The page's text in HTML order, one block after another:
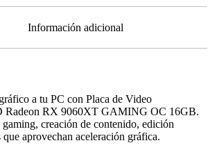
Información adicional
a tu PC con Placa de Video
RX 9060XT GAMING OC 16GB.
creación de contenido, edición
aprovechan aceleración gráfica.